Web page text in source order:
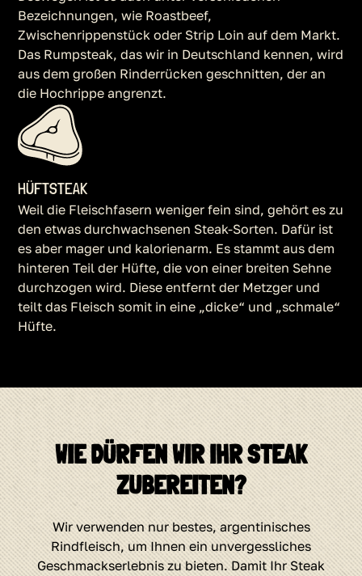
Bezeichnungen, wie Roastbeef,
Zwischenrippenstück oder Strip Loin auf dem Markt.
Das Rumpsteak, das wir in Deutschland kennen, wird
aus dem großen Rinderrücken geschnitten, der an
die Hochrippe angrenzt.
HÜFTSTEAK
Weil die Fleischfasern weniger fein sind, gehört es zu
den etwas durchwachsenen Steak-Sorten. Dafür ist
es aber mager und kalorienarm. Es stammt aus dem
hinteren Teil der Hüfte, die von einer breiten Sehne
durchzogen wird. Diese entfernt der Metzger und
teilt das Fleisch somit in eine „dicke“ und „schmale“
Hüfte.
WIE DÜRFEN WIR IHR STEAK
ZUBEREITEN?
Wir verwenden nur bestes, argentinisches
Rindfleisch, um Ihnen ein unvergessliches
Geschmackserlebnis zu bieten. Damit Ihr Steak